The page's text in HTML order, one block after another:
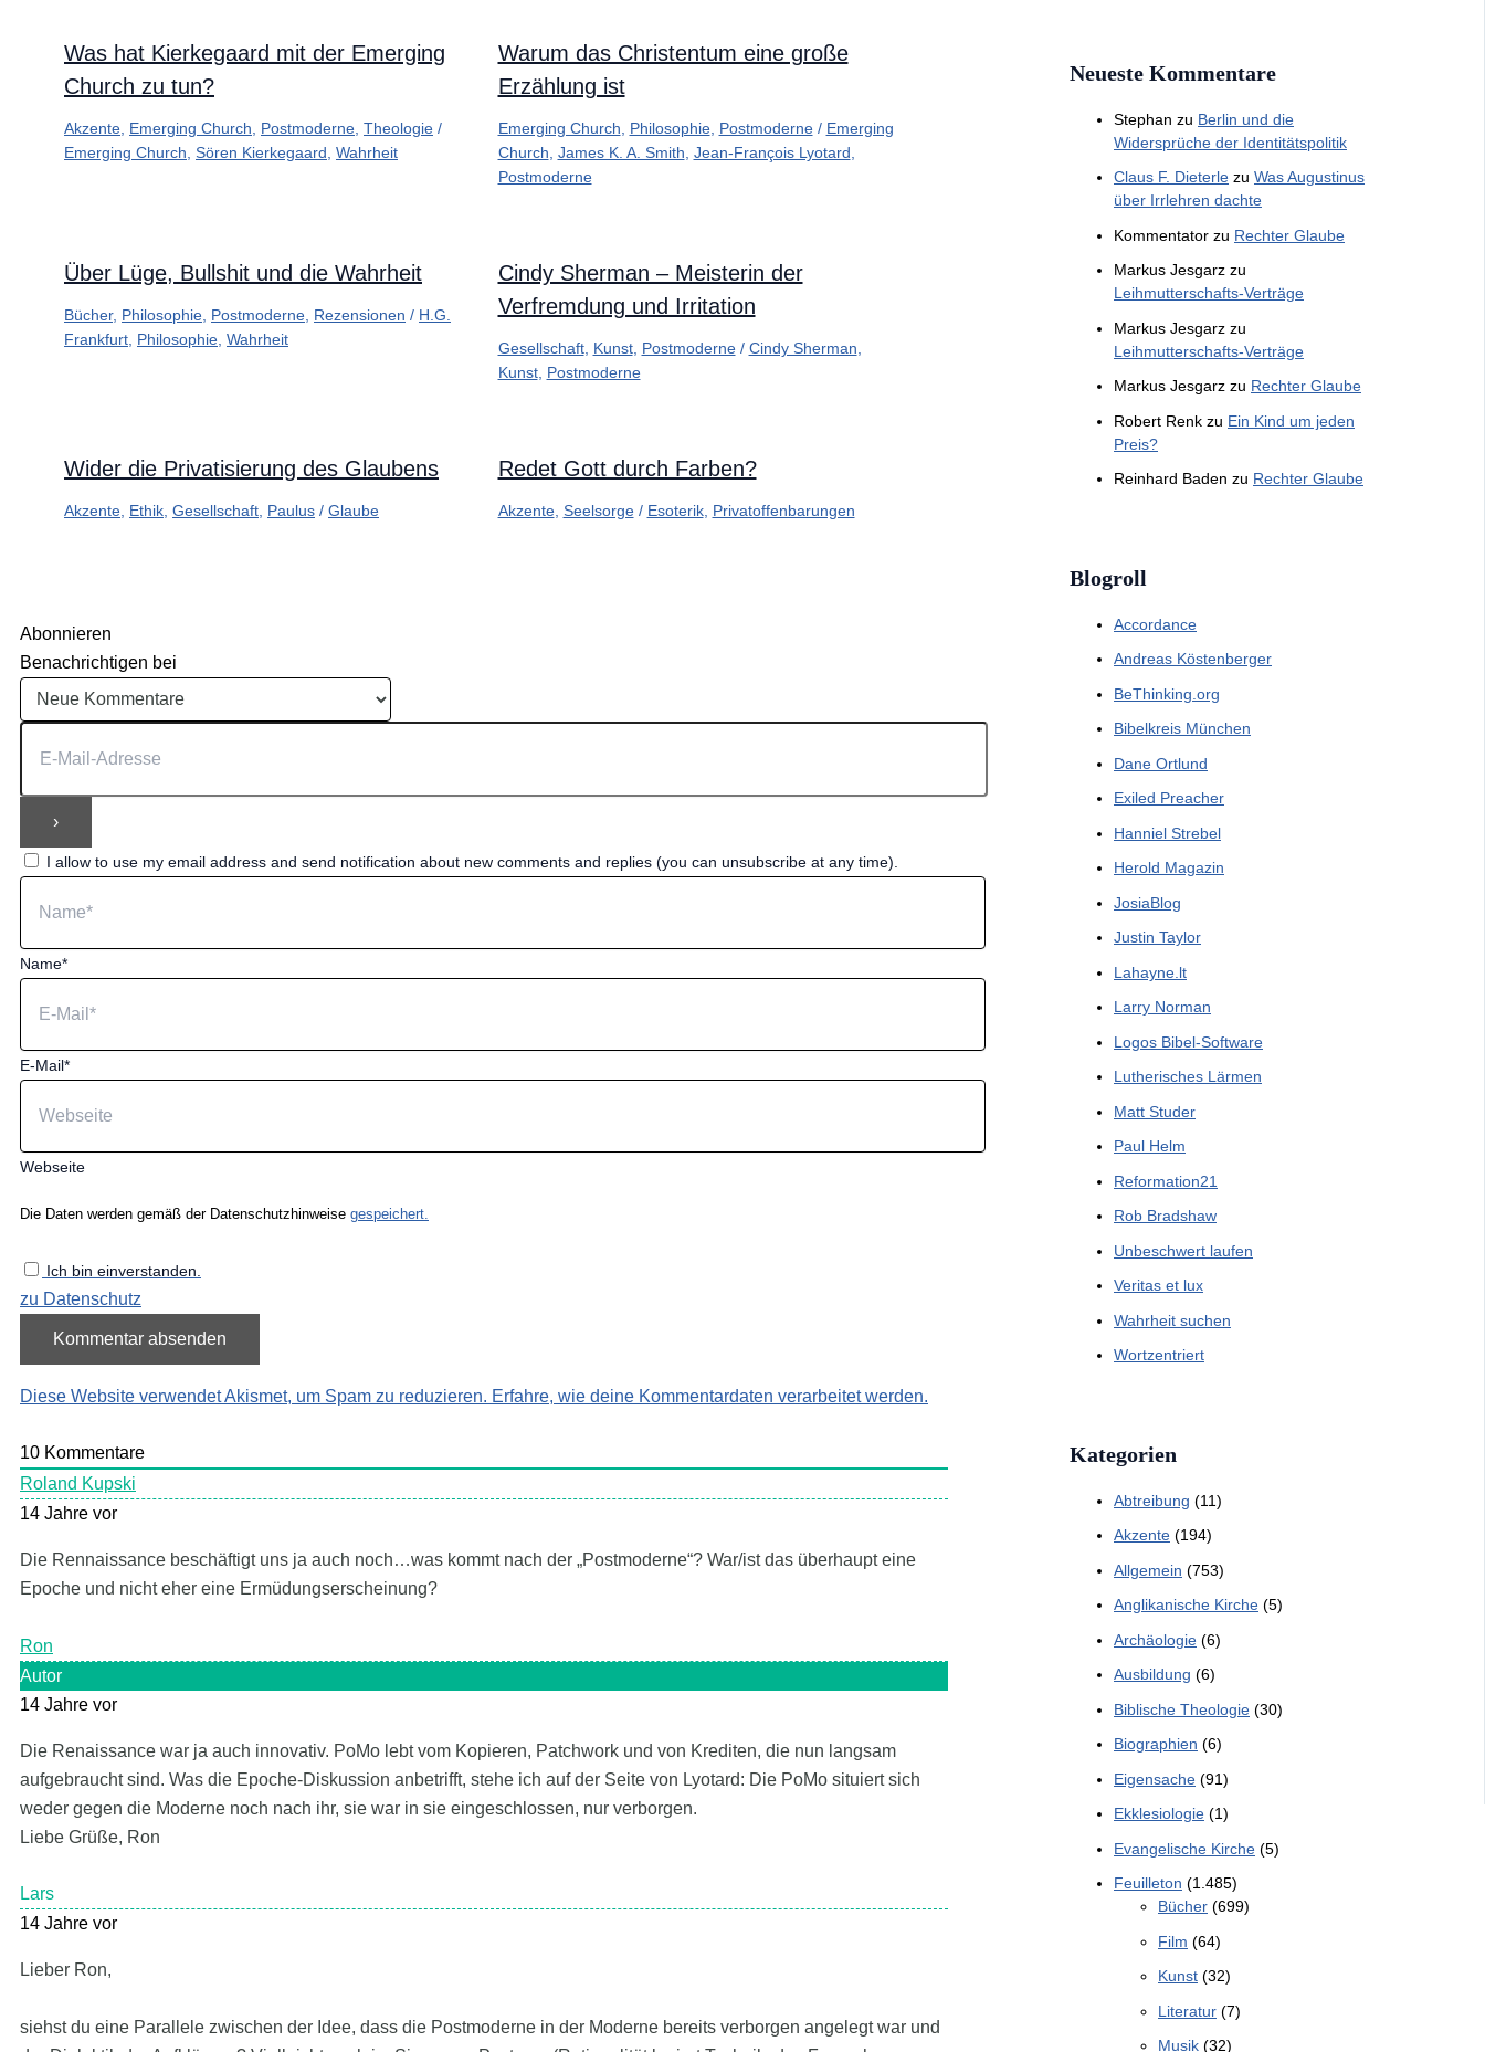
Was hat Kierkegaard mit der Emerging
Church zu tun?
Akzente Emerging Church Postmoderne Theologie /
Emerging Church Sören Kierkegaard Wahrheit
Warum das Christentum eine große
Erzählung ist
Emerging Church Philosophie, Postmoderne/ Emerging
Church James K. A. Smith Jean-François Lyotard
Postmoderne
Über Lüge, Bullshit und die Wahrheit
Bücher, Philosophie Postmoderne Rezensionen / H.G.
Frankfurt Philosophie Wahrheit
Cindy Sherman – Meisterin der
Verfremdung und Irritation
Gesellschaft, Kunst, Postmoderne/ Cindy Sherman
Kunst, Postmoderne
Wider die Privatisierung des Glaubens
Akzente Ethik Gesellschaft Paulus / Glaube
Redet Gott durch Farben?
Akzente, Seelsorge/ Esoterik, Privatoffenbarungen
Abonnieren
Benachrichtigen bei
I allow to use my email address and send notification about new comments and replies (you can unsubscribe at any time).
Name*
E-Mail*
Webseite
Die Daten werden gemäß der Datenschutzhinweise gespeichert.
Ich bin einverstanden.
zu Datenschutz
Diese Website verwendet Akismet, um Spam zu reduzieren. Erfahre, wie deine Kommentardaten verarbeitet werden.
10 Kommentare
Roland Kupski
14 Jahre vor
Die Rennaissance beschäftigt uns ja auch noch…was kommt nach der „Postmoderne“? War/ist das überhaupt eine
Epoche und nicht eher eine Ermüdungserscheinung?
Ron
Autor
14 Jahre vor
Die Renaissance war ja auch innovativ. PoMo lebt vom Kopieren, Patchwork und von Krediten, die nun langsam
aufgebraucht sind. Was die Epoche-Diskussion anbetrifft, stehe ich auf der Seite von Lyotard: Die PoMo situiert sich
weder gegen die Moderne noch nach ihr, sie war in sie eingeschlossen, nur verborgen.
Liebe Grüße, Ron
Lars
14 Jahre vor
Lieber Ron,
siehst du eine Parallele zwischen der Idee, dass die Postmoderne in der Moderne bereits verborgen angelegt war und
Neueste Kommentare
Stephan zu Berlin und die
Widersprüche der Identitätspolitik
Claus F. Dieterle zu Was Augustinus
über Irrlehren dachte
Kommentator zu Rechter Glaube
Markus Jesgarz zu
Leihmutterschafts-Verträge
Markus Jesgarz zu
Leihmutterschafts-Verträge
Markus Jesgarz zu Rechter Glaube
Robert Renk zu Ein Kind um jeden
Preis?
Reinhard Baden zu Rechter Glaube
Blogroll
Accordance
Andreas Köstenberger
BeThinking.org
Bibelkreis München
Dane Ortlund
Exiled Preacher
Hanniel Strebel
Herold Magazin
JosiaBlog
Justin Taylor
Lahayne.lt
Larry Norman
Logos Bibel-Software
Lutherisches Lärmen
Matt Studer
Paul Helm
Reformation21
Rob Bradshaw
Unbeschwert laufen
Veritas et lux
Wahrheit suchen
Wortzentriert
Kategorien
Abtreibung (11)
Akzente (194)
Allgemein (753)
Anglikanische Kirche (5)
Archäologie (6)
Ausbildung (6)
Biblische Theologie (30)
Biographien (6)
Eigensache (91)
Ekklesiologie (1)
Evangelische Kirche (5)
Feuilleton (1.485)
Bücher (699)
Film (64)
Kunst (32)
Literatur (7)
Musik (32)